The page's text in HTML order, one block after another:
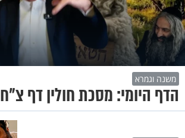
משנה וגמרא
הדף היומי: מסכת חולין דף צ"ח